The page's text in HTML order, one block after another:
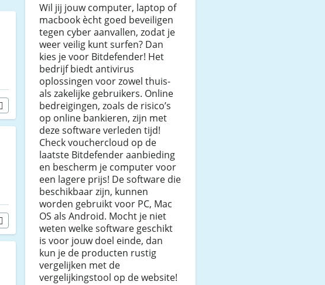
Wil jij jouw computer, laptop of
macbook ècht goed beveiligen
tegen cyber aanvallen, zodat je
weer veilig kunt surfen? Dan
kies je voor Bitdefender! Het
bedrijf biedt antivirus
oplossingen voor zowel thuis-
als zakelijke gebruikers. Online
bedreigingen, zoals de risico’s
op online bankieren, zijn met
deze software verleden tijd!
Check vouchercloud op de
laatste Bitdefender aanbieding
en bescherm je computer voor
een lagere prijs! De software die
beschikbaar zijn, kunnen
worden gebruikt voor PC, Mac
OS als Android. Mocht je niet
weten welke software geschikt
is voor jouw doel einde, dan
kun je de producten rustig
vergelijken met de
vergelijkingstool op de website!